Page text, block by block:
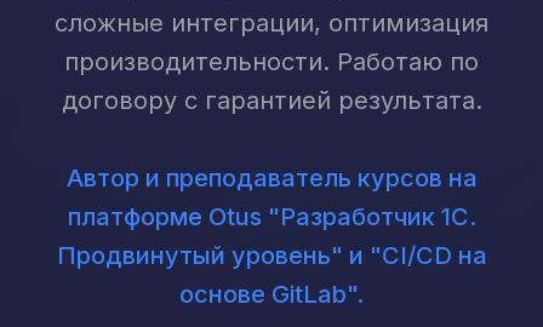
сложные интеграции, оптимизация
производительности. Работаю по
договору с гарантией результата.
Автор и преподаватель курсов на
платформе Otus "Разработчик 1С.
Продвинутый уровень" и "CI/CD на
основе GitLab".